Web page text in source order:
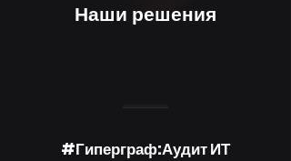
Наши решения
#Гиперграф:Аудит ИТ